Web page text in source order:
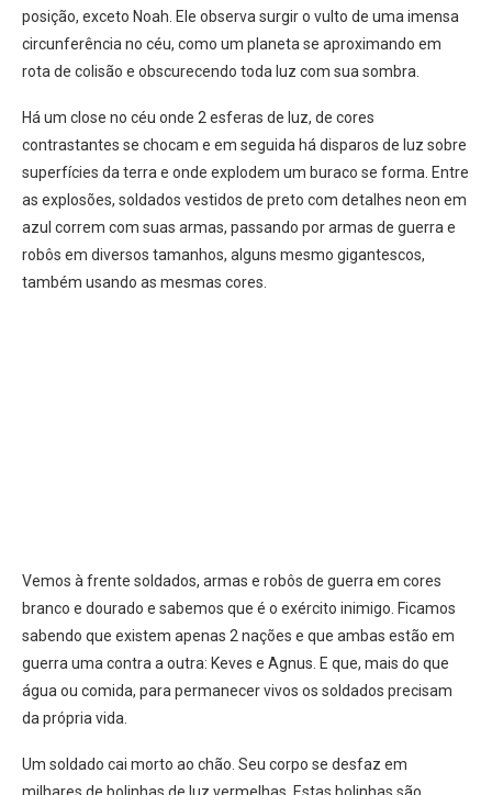
posição, exceto Noah. Ele observa surgir o vulto de uma imensa
circunferência no céu, como um planeta se aproximando em
rota de colisão e obscurecendo toda luz com sua sombra.
Há um close no céu onde 2 esferas de luz, de cores
contrastantes se chocam e em seguida há disparos de luz sobre
superfícies da terra e onde explodem um buraco se forma. Entre
as explosões, soldados vestidos de preto com detalhes neon em
azul correm com suas armas, passando por armas de guerra e
robôs em diversos tamanhos, alguns mesmo gigantescos,
também usando as mesmas cores.
Vemos à frente soldados, armas e robôs de guerra em cores
branco e dourado e sabemos que é o exército inimigo. Ficamos
sabendo que existem apenas 2 nações e que ambas estão em
guerra uma contra a outra: Keves e Agnus. E que, mais do que
água ou comida, para permanecer vivos os soldados precisam
da própria vida.
Um soldado cai morto ao chão. Seu corpo se desfaz em